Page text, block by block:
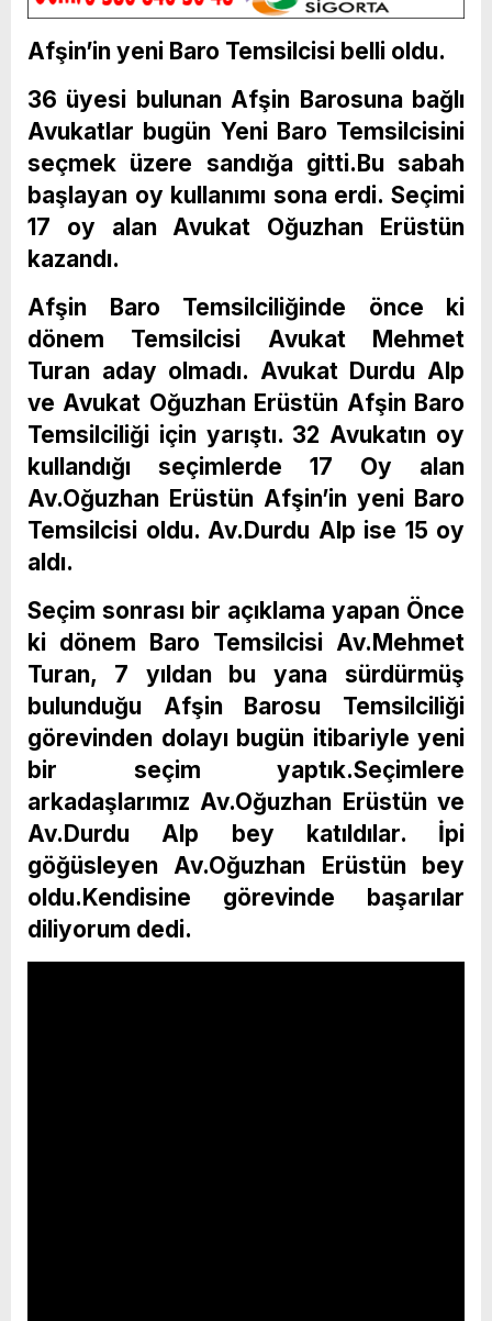
Afşin’in yeni Baro Temsilcisi belli oldu.
36 üyesi bulunan Afşin Barosuna bağlı
Avukatlar bugün Yeni Baro Temsilcisini
seçmek üzere sandığa gitti.Bu sabah
başlayan oy kullanımı sona erdi. Seçimi
17 oy alan Avukat Oğuzhan Erüstün
kazandı.
Afşin Baro Temsilciliğinde önce ki
dönem Temsilcisi Avukat Mehmet
Turan aday olmadı. Avukat Durdu Alp
ve Avukat Oğuzhan Erüstün Afşin Baro
Temsilciliği için yarıştı. 32 Avukatın oy
kullandığı seçimlerde 17 Oy alan
Av.Oğuzhan Erüstün Afşin’in yeni Baro
Temsilcisi oldu. Av.Durdu Alp ise 15 oy
aldı.
Seçim sonrası bir açıklama yapan Önce
ki dönem Baro Temsilcisi Av.Mehmet
Turan, 7 yıldan bu yana sürdürmüş
bulunduğu Afşin Barosu Temsilciliği
görevinden dolayı bugün itibariyle yeni
bir seçim yaptık.Seçimlere
arkadaşlarımız Av.Oğuzhan Erüstün ve
Av.Durdu Alp bey katıldılar. İpi
göğüsleyen Av.Oğuzhan Erüstün bey
oldu.Kendisine görevinde başarılar
diliyorum dedi.